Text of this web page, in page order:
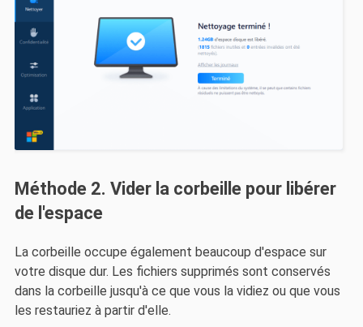
Méthode 2. Vider la corbeille pour libérer
de l'espace
La corbeille occupe également beaucoup d'espace sur
votre disque dur. Les fichiers supprimés sont conservés
dans la corbeille jusqu'à ce que vous la vidiez ou que vous
les restauriez à partir d'elle.